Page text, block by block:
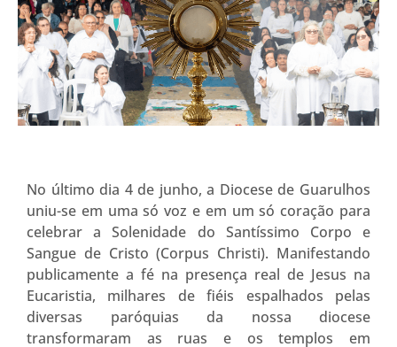
No último dia 4 de junho, a Diocese de Guarulhos
uniu-se em uma só voz e em um só coração para
celebrar a Solenidade do Santíssimo Corpo e
Sangue de Cristo (Corpus Christi). Manifestando
publicamente a fé na presença real de Jesus na
Eucaristia, milhares de fiéis espalhados pelas
diversas paróquias da nossa diocese
transformaram as ruas e os templos em